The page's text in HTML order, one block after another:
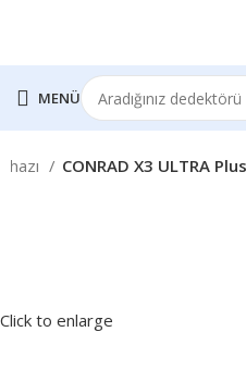
MENÜ
CONRAD X3 ULTRA
Click to enlarge